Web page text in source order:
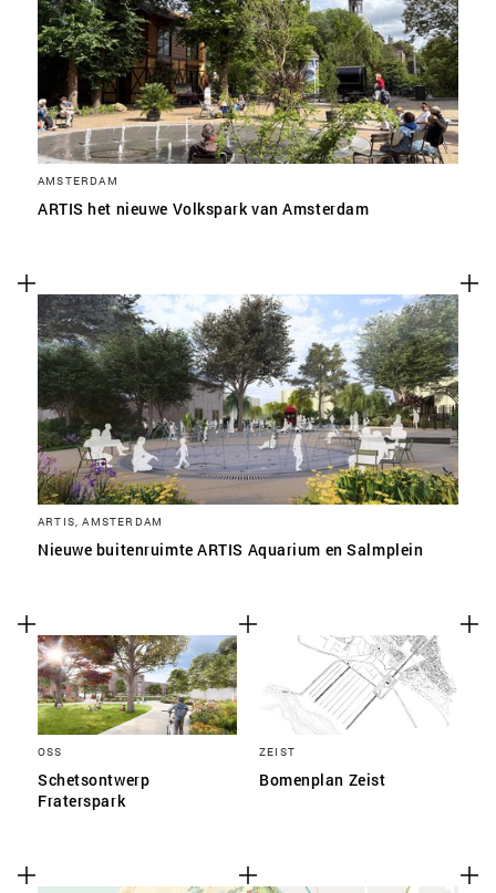
AMSTERDAM
ARTIS het nieuwe Volkspark van Amsterdam
ARTIS, AMSTERDAM
Nieuwe buitenruimte ARTIS Aquarium en Salmplein
OSS
Schetsontwerp
Fraterspark
ZEIST
Bomenplan Zeist
SLA VOORKEUREN OP